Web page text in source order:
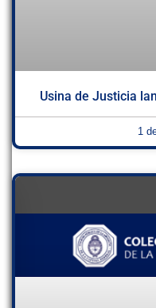
Usina de Justicia
1